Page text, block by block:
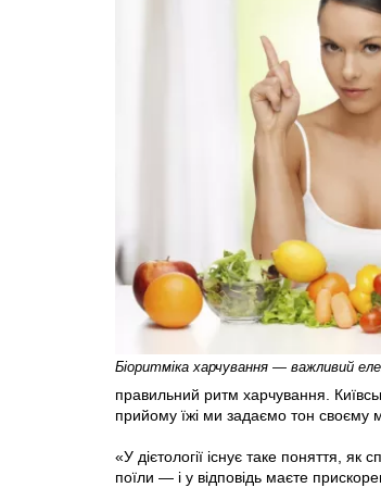
Біоритміка харчування — важливий
правильний ритм харчування.
прийому їжі ми задаємо тон своєму
«У дієтології існує таке поняття,
поїли — і у відповідь маєте